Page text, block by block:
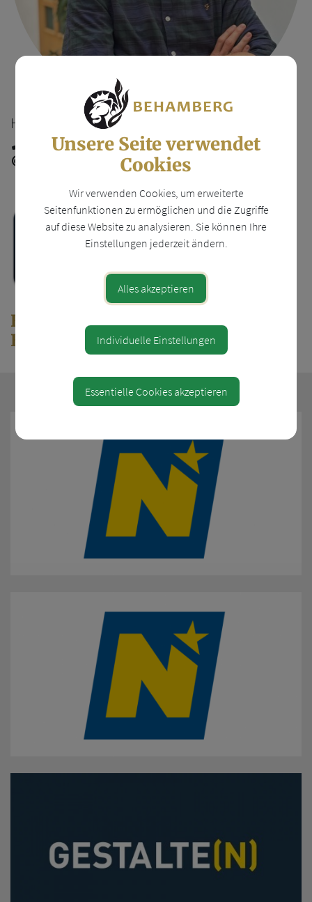
HARALD SCHWÖDIAUER
07252/31000-11
harald.schwoediauer@beham...
Hinweise für Bauwerberinnen und
Bauwerber
Unsere Seite verwendet
Cookies
Wir verwenden Cookies, um erweiterte
Seitenfunktionen zu ermöglichen und die Zugriffe
auf diese Website zu analysieren. Sie können Ihre
Einstellungen jederzeit ändern.
Alles akzeptieren
Individuelle Einstellungen
Essentielle Cookies akzeptieren